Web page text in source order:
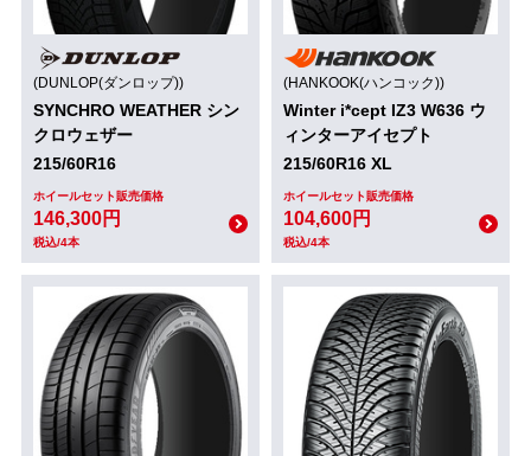
(DUNLOP(ダンロップ))
SYNCHRO WEATHER シン
クロウェザー
215/60R16
ホイールセット販売価格
146,300円
税込/4本
(HANKOOK(ハンコック))
Winter i*cept IZ3 W636 ウ
ィンターアイセプト
215/60R16 XL
ホイールセット販売価格
104,600円
税込/4本